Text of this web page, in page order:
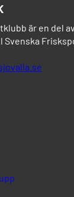
är en del
Svenska